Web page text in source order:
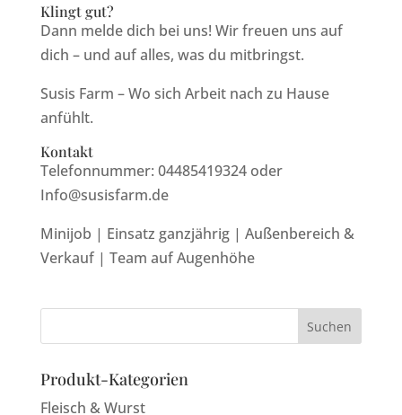
Klingt gut?
Dann melde dich bei uns! Wir freuen uns auf
dich – und auf alles, was du mitbringst.
Susis Farm – Wo sich Arbeit nach zu Hause
anfühlt.
Kontakt
Telefonnummer: 04485419324 oder
Info@susisfarm.de
Minijob | Einsatz ganzjährig | Außenbereich &
Verkauf | Team auf Augenhöhe
Produkt-Kategorien
Fleisch & Wurst